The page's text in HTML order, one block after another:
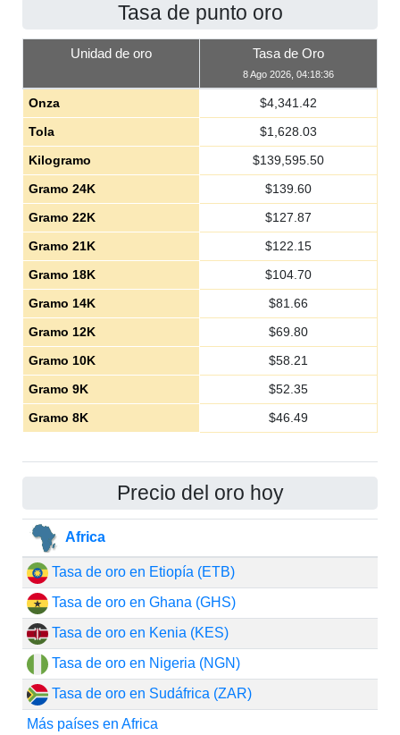
Tasa de punto oro
Unidad de oro Tasa de Oro
8 Ago 2026, 04:18:36
Onza $4,341.42
Tola
$1,628.03
Kilogramo
$139,595.50
Gramo 24K
$139.60
Gramo 22K
$127.87
Gramo 21K
$122.15
Gramo 18K
$104.70
Gramo 14K
$81.66
Gramo 12K
$69.80
Gramo 10K
$58.21
Gramo 9K
$52.35
Gramo 8K
$46.49
Precio del oro hoy
Africa
Tasa de oro en Etiopía (ETB)
Tasa de oro en Ghana (GHS)
Tasa de oro en Kenia (KES)
Tasa de oro en Nigeria (NGN)
Tasa de oro en Sudáfrica (ZAR)
Más países en Africa